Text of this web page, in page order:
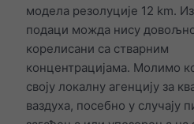
модела резолуције 12 km.
подаци можда нису
корелисани са стварним
концентрацијама. Молимо
своју локалну агенцију за
ваздуха, посебно у случају